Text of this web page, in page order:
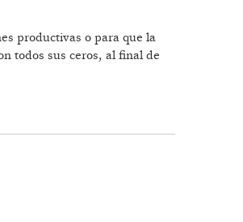
productivas o para que la
todos sus ceros, al final de